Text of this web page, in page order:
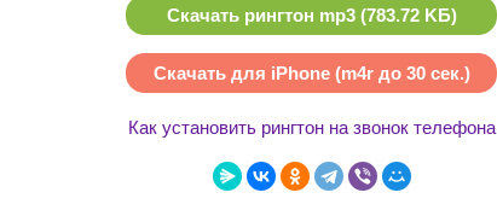
Скачать рингтон mp3 (783.72 KБ)
Скачать для iPhone (m4r до 30 сек.)
Как установить рингтон на звонок телефона